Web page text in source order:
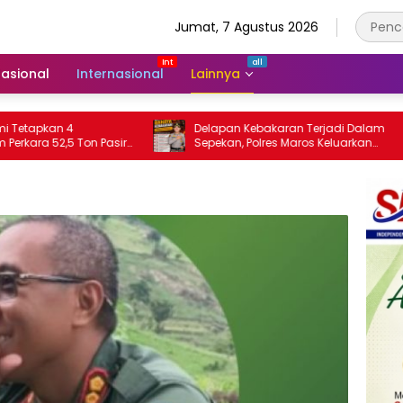
Jumat, 7 Agustus 2026
Internasional Lainnya
Delapan Kebakaran Terjadi Dalam
Sepekan, Polres Maros Keluarkan
Imbauan kepada Masyarakat